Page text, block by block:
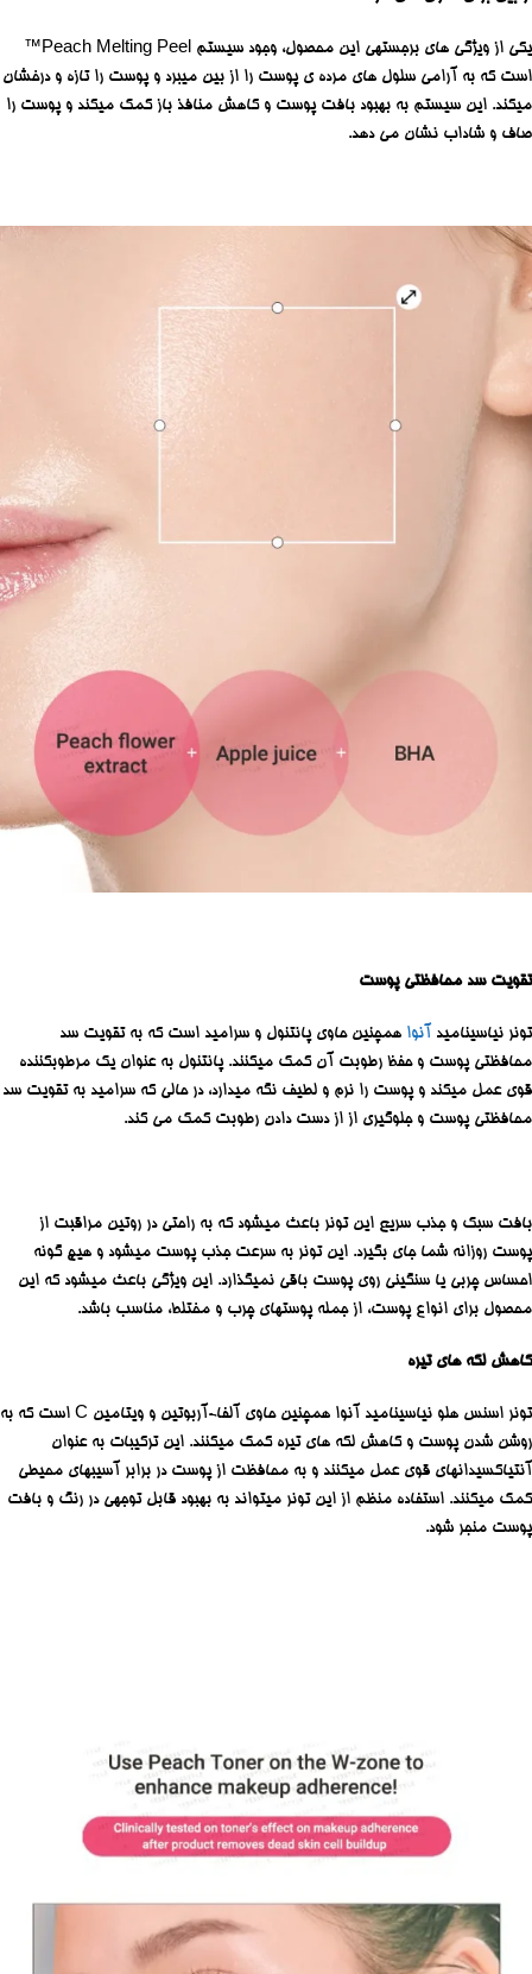
یکی از ویژگی های برجستهی این محصول، وجود سیستم Peach Melting Peel™
است که به آرامی سلول های مرده ی پوست را از بین میبرد و پوست را تازه و درخشان
میکند. این سیستم به بهبود بافت پوست و کاهش منافذ باز کمک میکند و پوست را
صاف و شاداب نشان می دهد.
تقویت سد محافظتی پوست
تونر نیاسینامید آنوا همچنین حاوی پانتنول و سرامید است که به تقویت سد
محافظتی پوست و حفظ رطوبت آن کمک میکنند. پانتنول به عنوان یک مرطوبکننده
قوی عمل میکند و پوست را نرم و لطیف نگه میدارد، در حالی که سرامید به تقویت سد
محافظتی پوست و جلوگیری از از دست دادن رطوبت کمک می کند.
بافت سبک و جذب سریع این تونر باعث میشود که به راحتی در روتین مراقبت از
پوست روزانه شما جای بگیرد. این تونر به سرعت جذب پوست میشود و هیچ گونه
احساس چربی یا سنگینی روی پوست باقی نمیگذارد. این ویژگی باعث میشود که این
محصول برای انواع پوست، از جمله پوستهای چرب و مختلط، مناسب باشد.
کاهش لکه های تیره
تونر اسنس هلو نیاسینامید آنوا همچنین حاوی آلفا-آربوتین و ویتامین C است که به
روشن شدن پوست و کاهش لکه های تیره کمک میکنند. این ترکیبات به عنوان
آنتیاکسیدانهای قوی عمل میکنند و به محافظت از پوست در برابر آسیبهای محیطی
کمک میکنند. استفاده منظم از این تونر میتواند به بهبود قابل توجهی در رنگ و بافت
پوست منجر شود.